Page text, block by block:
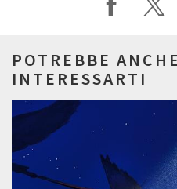
POTREBBE ANCHE
INTERESSARTI